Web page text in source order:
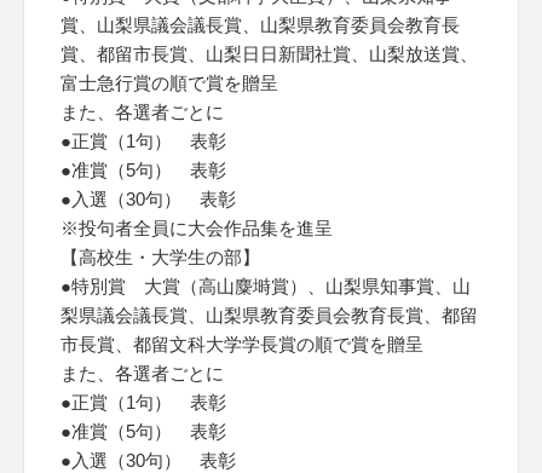
賞、山梨県議会議長賞、山梨県教育委員会教育長
賞、都留市長賞、山梨日日新聞社賞、山梨放送賞、
富士急行賞の順で賞を贈呈
また、各選者ごとに
●正賞（1句） 表彰
●准賞（5句） 表彰
●入選（30句） 表彰
※投句者全員に大会作品集を進呈
【高校生・大学生の部】
●特別賞 大賞（高山麋塒賞）、山梨県知事賞、山
梨県議会議長賞、山梨県教育委員会教育長賞、都留
市長賞、都留文科大学学長賞の順で賞を贈呈
また、各選者ごとに
●正賞（1句） 表彰
●准賞（5句） 表彰
●入選（30句） 表彰